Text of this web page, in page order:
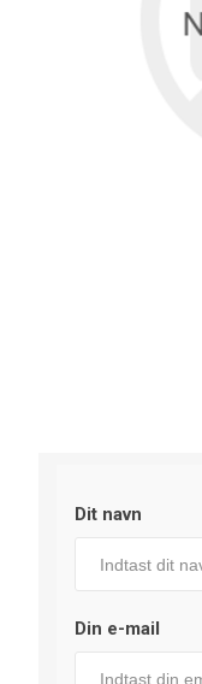
Dit navn
Din e-mail